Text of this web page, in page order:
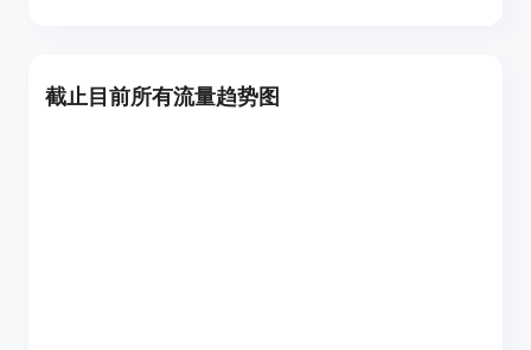
截止目前所有流量趋势图